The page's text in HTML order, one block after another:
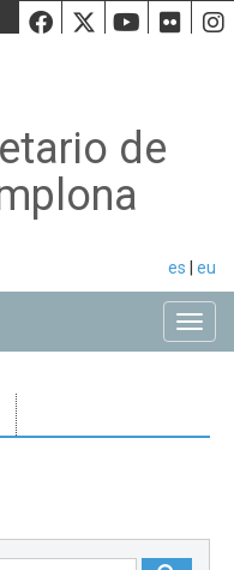
Facebook
Twiiter
de
es eu